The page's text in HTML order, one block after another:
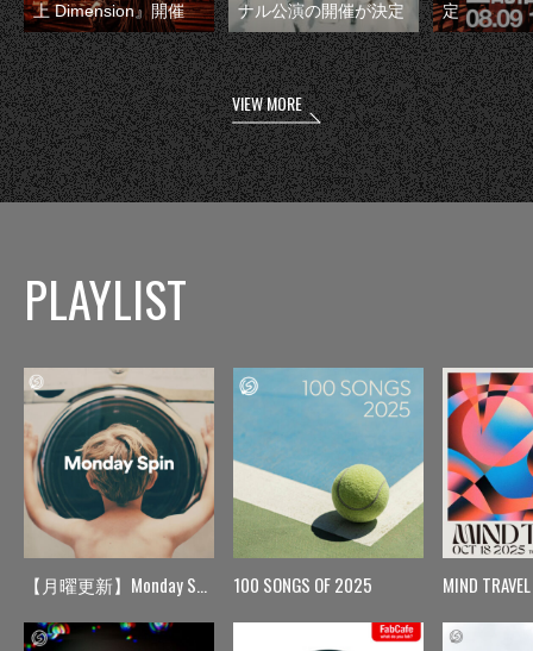
上 Dimension』開催
ナル公演の開催が決定
定
VIEW MORE
PLAYLIST
【月曜更新】Monday Spin 100 SONGS OF 2025 MIND TRAVEL